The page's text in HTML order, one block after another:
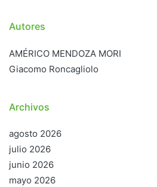
Autores
AMÉRICO MENDOZA MORI
Giacomo Roncagliolo
Archivos
agosto 2026
julio 2026
junio 2026
mayo 2026